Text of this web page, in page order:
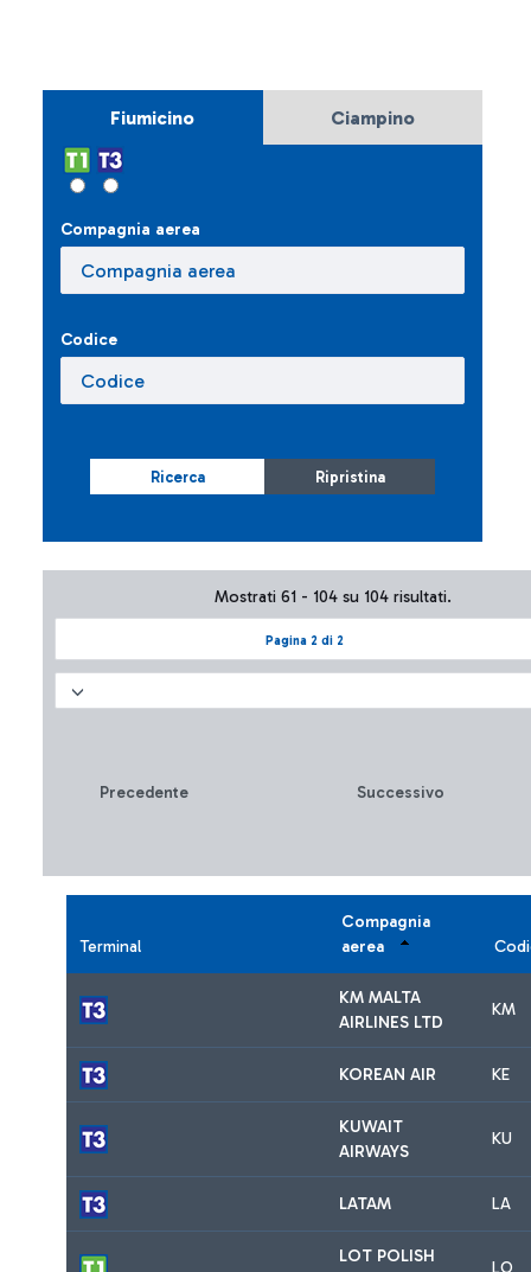
Fiumicino Ciampino
Compagnia aerea
Codice
Ricerca Ripristina
Pagina 2 di 2
Mostrati 61 - 104 su 104 risultati.
Precedente Successivo
Terminal
Compagnia
aerea
KM MALTA
AIRLINES LTD
KM
KOREAN AIR KE
KUWAIT
AIRWAYS
KU
LATAM LA
LOT POLISH
LO